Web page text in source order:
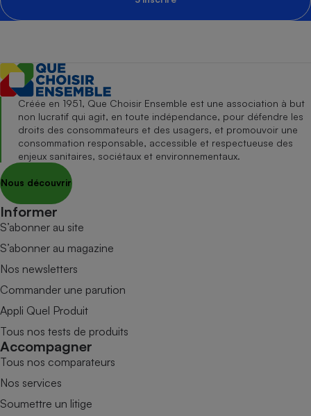
Créée en 1951, Que Choisir Ensemble est une association à but
non lucratif qui agit, en toute indépendance, pour défendre les
droits des consommateurs et des usagers, et promouvoir une
consommation responsable, accessible et respectueuse des
enjeux sanitaires, sociétaux et environnementaux.
Nous découvrir
Informer
S’abonner au site
S’abonner au magazine
Nos newsletters
Commander une parution
Appli Quel Produit
Tous nos tests de produits
Accompagner
Tous nos comparateurs
Nos services
Soumettre un litige